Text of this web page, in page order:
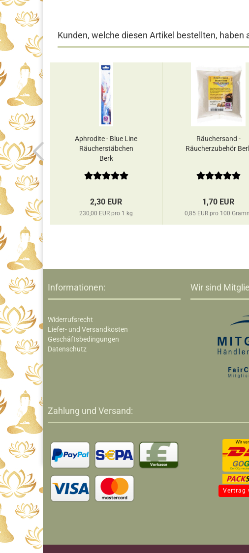
Kunden, welche diesen Artikel bestellten, haben
-
1 kg
Aphrodite - Blue Line
Räucherstäbchen
Berk
2,30 EUR
230,00 EUR pro 1 kg
Räuchersand -
Räucherzubehör
1,70 EUR
0,85 EUR pro 100
Informationen:
Widerrufsrecht
Liefer- und Versandkosten
Geschäftsbedingungen
Datenschutz
Wir sind
Zahlung und Versand:
Vertrag